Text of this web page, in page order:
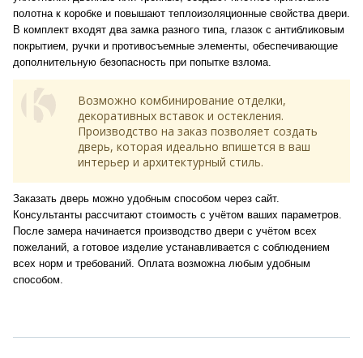
полотна к коробке и повышают теплоизоляционные свойства двери.
В комплект входят два замка разного типа, глазок с антибликовым
покрытием, ручки и противосъемные элементы, обеспечивающие
дополнительную безопасность при попытке взлома.
Возможно комбинирование отделки,
декоративных вставок и остекления.
Производство на заказ позволяет создать
дверь, которая идеально впишется в ваш
интерьер и архитектурный стиль.
Заказать дверь можно удобным способом через сайт.
Консультанты рассчитают стоимость с учётом ваших параметров.
После замера начинается производство двери с учётом всех
пожеланий, а готовое изделие устанавливается с соблюдением
всех норм и требований. Оплата возможна любым удобным
способом.